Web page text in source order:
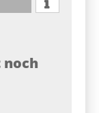
noch